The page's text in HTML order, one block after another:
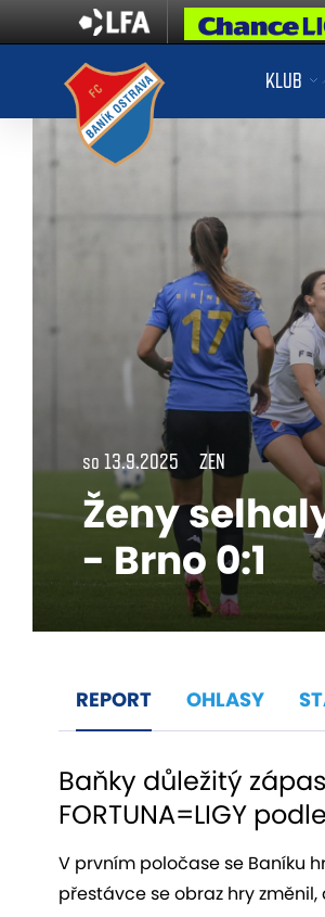
KLUB
so 13.9.2025 ZEN
Ženy
- Brno 0:1
REPORT OHLASY
Baňky důležitý
FORTUNA=LIGY
V prvním poločase se Baníku
přestávce se obraz hry